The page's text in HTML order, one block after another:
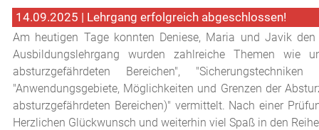
14.09.2025 | Lehrgang erfolgreich abgeschlossen!
Am heutigen Tage konnten Deniese, Maria und Javik
Ausbildungslehrgang wurden zahlreiche Themen wie
absturzgefährdeten Bereichen",
"Anwendungsgebiete, Möglichkeiten und Grenzen der
absturzgefährdeten Bereichen)" vermittelt. Nach einer
Herzlichen Glückwunsch und weiterhin viel Spaß in den